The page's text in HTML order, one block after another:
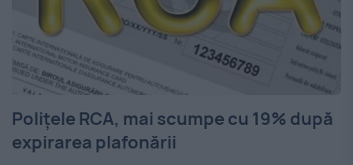
Polițele RCA, mai scumpe cu 19% după
expirarea plafonării